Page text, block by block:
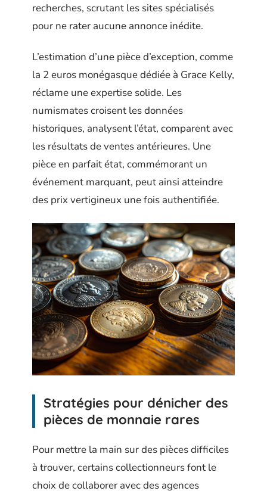
recherches, scrutant les sites spécialisés
pour ne rater aucune annonce inédite.
L’estimation d’une pièce d’exception, comme
la 2 euros monégasque dédiée à Grace Kelly,
réclame une expertise solide. Les
numismates croisent les données
historiques, analysent l’état, comparent avec
les résultats de ventes antérieures. Une
pièce en parfait état, commémorant un
événement marquant, peut ainsi atteindre
des prix vertigineux une fois authentifiée.
Stratégies pour dénicher des
pièces de monnaie rares
Pour mettre la main sur des pièces difficiles
à trouver, certains collectionneurs font le
choix de collaborer avec des agences